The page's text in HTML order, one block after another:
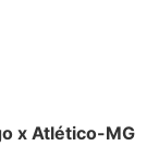
x Atlético-MG